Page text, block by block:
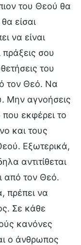
του Θεού θα
είσαι
να είναι
σου
του
τον Θεό. Να
Μην αγνοήσεις
εκφέρει το
και τους
Εξωτερικά,
αντιτίθεται
από τον Θεό.
πρέπει να
Σε κάθε
κανόνες
ο άνθρωπος